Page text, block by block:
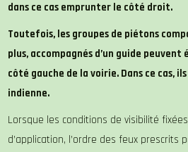
dans ce cas emprunter le côté droit.
Toutefois, les groupes de piétons
plus, accompagnés d’un guide
côté gauche de la voirie. Dans ce cas,
indienne.
Lorsque les conditions de visibilité
d’application, l’ordre des feux prescrits